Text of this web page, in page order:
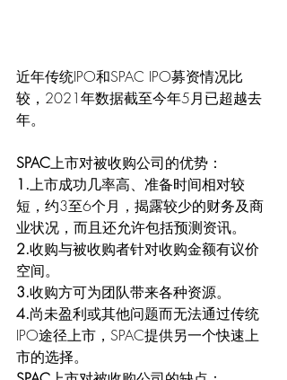
近年传统IPO和SPAC IPO募资情况比
较，2021年数据截至今年5月已超越去
年。
SPAC上市对被收购公司的优势：
1.上市成功几率高、准备时间相对较
短，约3至6个月，揭露较少的财务及商
业状况，而且还允许包括预测资讯。
2.收购与被收购者针对收购金额有议价
空间。
3.收购方可为团队带来各种资源。
4.尚未盈利或其他问题而无法通过传统
IPO途径上市，SPAC提供另一个快速上
市的选择。